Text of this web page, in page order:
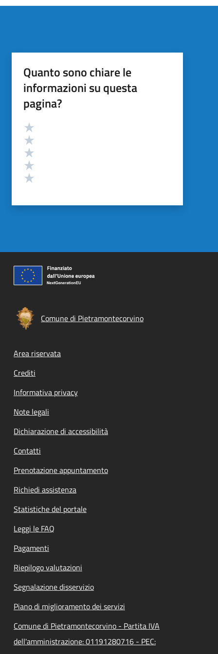
Quanto sono chiare le
informazioni su questa
pagina?
Valutazione
Comune di Pietramontecorvino
Footer menu
Area riservata
Crediti
Informativa privacy
Note legali
Dichiarazione di accessibilità
Contatti
Prenotazione appuntamento
Richiedi assistenza
Statistiche del portale
Leggi le FAQ
Pagamenti
Riepilogo valutazioni
Segnalazione disservizio
Piano di miglioramento dei servizi
Comune di Pietramontecorvino - Partita IVA
dell'amministrazione: 01191280716 - PEC: